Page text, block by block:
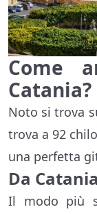
Come
Catania?
Noto si trova
trova a 92
una perfetta
Da
Il modo più